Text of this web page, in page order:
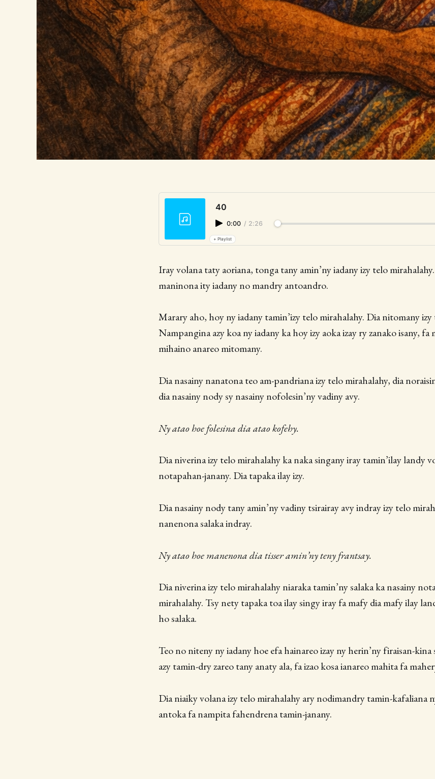
40
0:00 / 2:26
+ Playlist
Iray volana taty aoriana, tonga tany amin’ny iadany izy telo
maninona ity iadany no mandry antoandro.
Marary aho, hoy ny iadany tamin’izy telo mirahalahy. Dia nitomany
Nampangina azy koa ny iadany ka hoy izy aoka izay ry zanako isany,
mihaino anareo mitomany.
Dia nasainy nanatona teo am-pandriana izy telo mirahalahy, dia
dia nasainy nody sy nasainy nofolesin’ny vadiny avy.
Ny atao hoe folesina dia atao kofehy.
Dia niverina izy telo mirahalahy ka naka singany iray tamin’ilay landy
notapahan-janany. Dia tapaka ilay izy.
Dia nasainy nody tany amin’ny vadiny tsirairay avy indray izy telo
nanenona salaka indray.
Ny atao hoe manenona dia tisser amin’ny teny frantsay.
Dia niverina izy telo mirahalahy niaraka tamin’ny salaka ka nasainy
mirahalahy. Tsy nety tapaka toa ilay singy iray fa mafy dia mafy ilay
ho salaka.
Teo no niteny ny iadany hoe efa hainareo izay ny herin’ny firaisan-kina
azy tamin-dry zareo tany anaty ala, fa izao kosa ianareo mahita fa
Dia niaiky volana izy telo mirahalahy ary nodimandry tamin-kafaliana
antoka fa nampita fahendrena tamin-janany.